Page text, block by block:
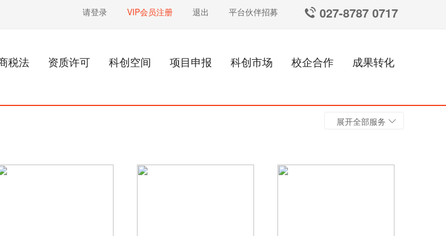
请登录 VIP会员注册 退出 平台伙伴招募 027-8787 0717
税法 资质许可 科创空间 项目申报 科创市场 校企合作 成果转化
展开全部服务